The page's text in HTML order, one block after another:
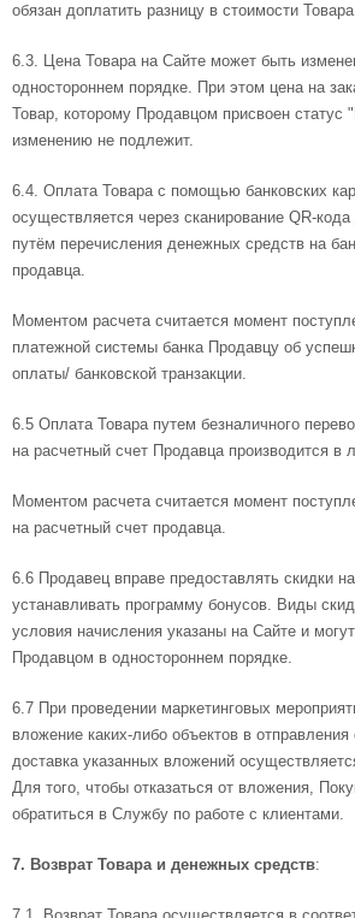
обязан доплатить разницу в стоимости
6.3. Цена Товара на Сайте может быть
одностороннем порядке. При этом цена на
Товар, которому Продавцом присвоен статус
изменению не подлежит.
6.4. Оплата Товара с помощью банковских
осуществляется через сканирование QR-
путём перечисления денежных средств на
продавца.
Моментом расчета считается момент
платежной системы банка Продавцу об
оплаты/ банковской транзакции.
6.5 Оплата Товара путем безналичного
на расчетный счет Продавца производится в
Моментом расчета считается момент
на расчетный счет продавца.
6.6 Продавец вправе предоставлять скидки
устанавливать программу бонусов. Виды
условия начисления указаны на Сайте и
Продавцом в одностороннем порядке.
6.7 При проведении маркетинговых
вложение каких-либо объектов в
доставка указанных вложений
Для того, чтобы отказаться от вложения,
обратиться в Службу по работе с клиентами.
7. Возврат Товара и денежных средств: